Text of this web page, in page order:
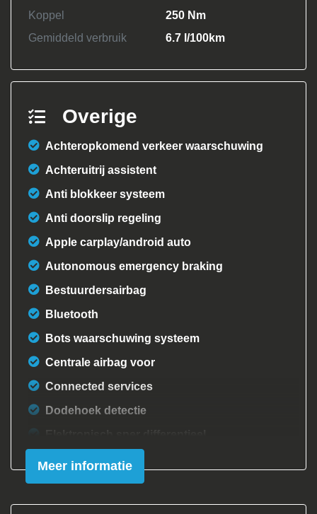
Koppel
250 Nm
Gemiddeld verbruik
6.7 l/100km
Overige
Achteropkomend verkeer waarschuwing
Achteruitrij assistent
Anti blokkeer systeem
Anti doorslip regeling
Apple carplay/android auto
Autonomous emergency braking
Bestuurdersairbag
Bluetooth
Bots waarschuwing systeem
Centrale airbag voor
Connected services
Dodehoek detectie
Elektronisch stabiliteits programma
Full-led koplampen
Hemelbekleding donker
Meer informatie